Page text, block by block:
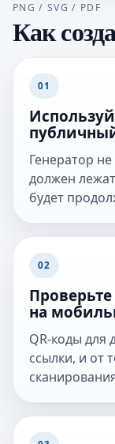
PNG / SVG / PDF
Как
01
Генератор
должен
будет
02
на
QR-коды для
ссылки, и от